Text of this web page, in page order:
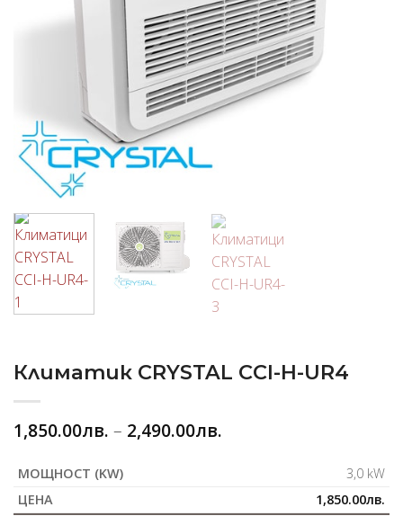
Климатик CRYSTAL CCI-H-UR4
1,850.00лв. – 2,490.00лв.
3,0 kW
1,850.00лв.